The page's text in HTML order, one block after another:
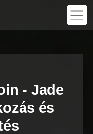
- Jade
és